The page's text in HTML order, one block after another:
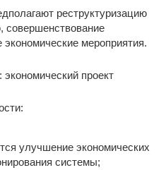
реструктуризацию
совершенствование
экономические мероприятия.
улучшение экономических
системы;